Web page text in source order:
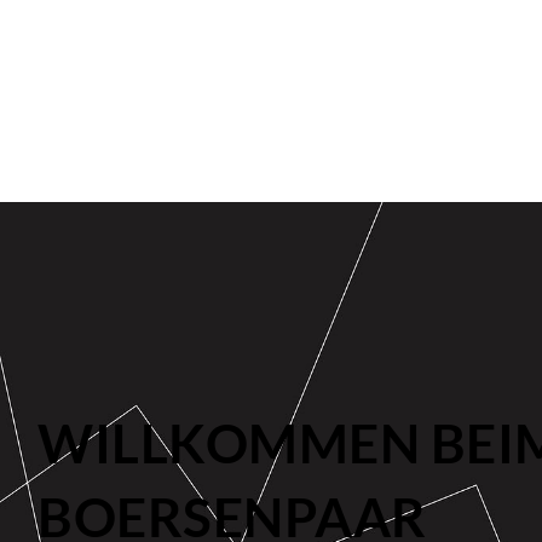
WILLKOMMEN
BOERSENPAAR